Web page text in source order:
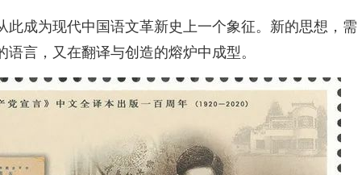
此成为现代中国语文革新史上一个象征。新的思想，需
言，又在翻译与创造的熔炉中成型。